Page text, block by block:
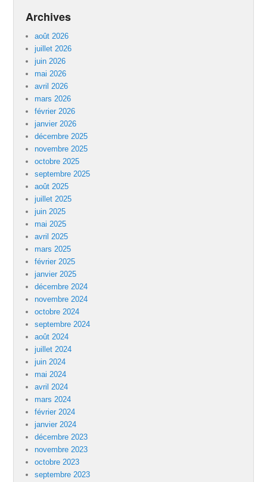
Archives
août 2026
juillet 2026
juin 2026
mai 2026
avril 2026
mars 2026
février 2026
janvier 2026
décembre 2025
novembre 2025
octobre 2025
septembre 2025
août 2025
juillet 2025
juin 2025
mai 2025
avril 2025
mars 2025
février 2025
janvier 2025
décembre 2024
novembre 2024
octobre 2024
septembre 2024
août 2024
juillet 2024
juin 2024
mai 2024
avril 2024
mars 2024
février 2024
janvier 2024
décembre 2023
novembre 2023
octobre 2023
septembre 2023